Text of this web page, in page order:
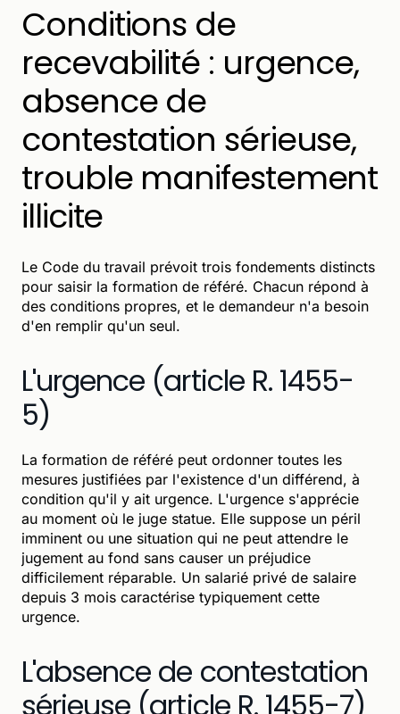
Conditions de
recevabilité : urgence,
absence de
contestation sérieuse,
trouble manifestement
illicite
Le Code du travail prévoit trois fondements distincts
pour saisir la formation de référé. Chacun répond à
des conditions propres, et le demandeur n'a besoin
d'en remplir qu'un seul.
L'urgence (article R. 1455-
5)
La formation de référé peut ordonner toutes les
mesures justifiées par l'existence d'un différend, à
condition qu'il y ait urgence. L'urgence s'apprécie
au moment où le juge statue. Elle suppose un péril
imminent ou une situation qui ne peut attendre le
jugement au fond sans causer un préjudice
difficilement réparable. Un salarié privé de salaire
depuis 3 mois caractérise typiquement cette
urgence.
L'absence de contestation
sérieuse (article R. 1455-7)